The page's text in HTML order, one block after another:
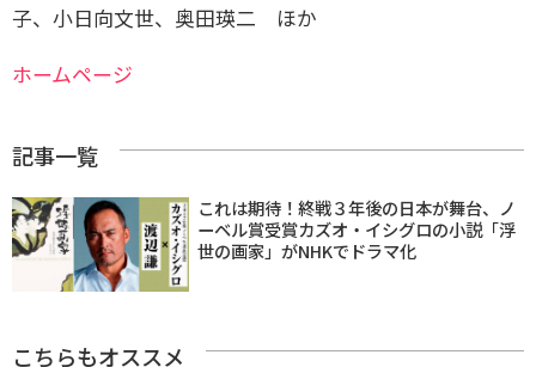
子、小日向文世、奥田瑛二 ほか
ホームページ
記事一覧
これは期待！終戦３年後の日本が舞台、ノ
ーベル賞受賞カズオ・イシグロの小説「浮
世の画家」がNHKでドラマ化
こちらもオススメ